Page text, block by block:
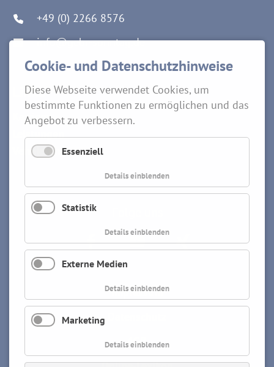
+49 (0) 2266 8576
info@gebr-sonntag.de
Links
Karriere
Leistungen
Vermietung
Impressum
AGB
Cookie- und Datenschutzhinweise
Diese Webseite verwendet Cookies, um
bestimmte Funktionen zu ermöglichen und das
Angebot zu verbessern.
Essenziell
Details einblenden
Statistik
Details einblenden
Externe Medien
Details einblenden
Marketing
Details einblenden